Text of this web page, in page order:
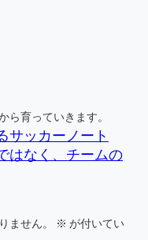
ら育っていきます。
サッカーノート
はなく、チームの
ません。 ※ が付いてい